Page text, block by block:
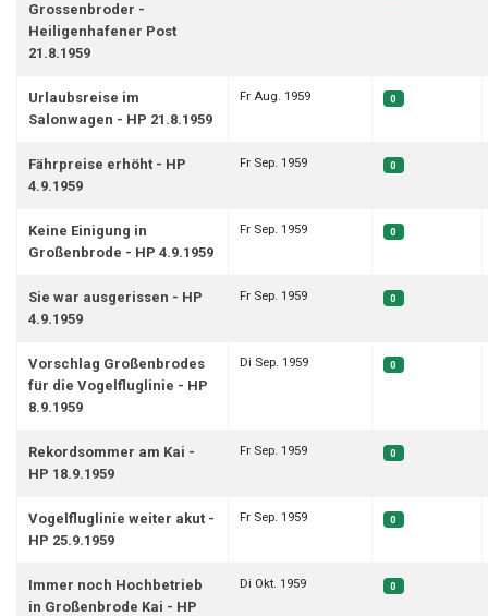
Grossenbroder -
Heiligenhafener Post
21.8.1959
Urlaubsreise im
Salonwagen - HP 21.8.1959
Fr Aug. 1959 0
Fährpreise erhöht - HP
4.9.1959
Fr Sep. 1959 0
Keine Einigung in
Großenbrode - HP 4.9.1959
Fr Sep. 1959 0
Sie war ausgerissen - HP
4.9.1959
Fr Sep. 1959 0
Vorschlag Großenbrodes
für die Vogelfluglinie - HP
8.9.1959
Di Sep. 1959 0
Rekordsommer am Kai -
HP 18.9.1959
Fr Sep. 1959 0
Vogelfluglinie weiter akut -
HP 25.9.1959
Fr Sep. 1959 0
Immer noch Hochbetrieb
in Großenbrode Kai - HP
Di Okt. 1959 0